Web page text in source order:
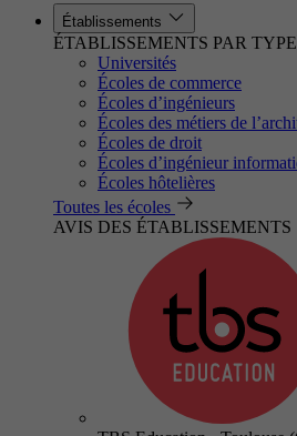
Établissements
ÉTABLISSEMENTS PAR TYPE
Universités
Écoles de commerce
Écoles d’ingénieurs
Écoles des métiers de
Écoles de droit
Écoles d’ingénieur
Écoles hôtelières
Toutes les écoles
AVIS DES ÉTABLISSEMENTS